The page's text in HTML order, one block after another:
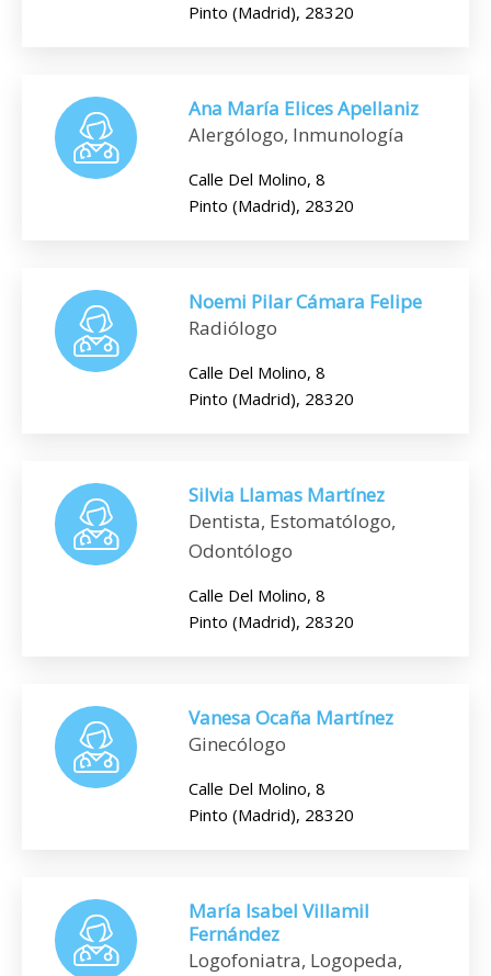
Pinto (Madrid), 28320
Ana María Elices Apellaniz
Alergólogo, Inmunología
Calle Del Molino, 8
Pinto (Madrid), 28320
Noemi Pilar Cámara Felipe
Radiólogo
Calle Del Molino, 8
Pinto (Madrid), 28320
Silvia Llamas Martínez
Dentista, Estomatólogo,
Odontólogo
Calle Del Molino, 8
Pinto (Madrid), 28320
Vanesa Ocaña Martínez
Ginecólogo
Calle Del Molino, 8
Pinto (Madrid), 28320
María Isabel Villamil
Fernández
Logofoniatra, Logopeda,